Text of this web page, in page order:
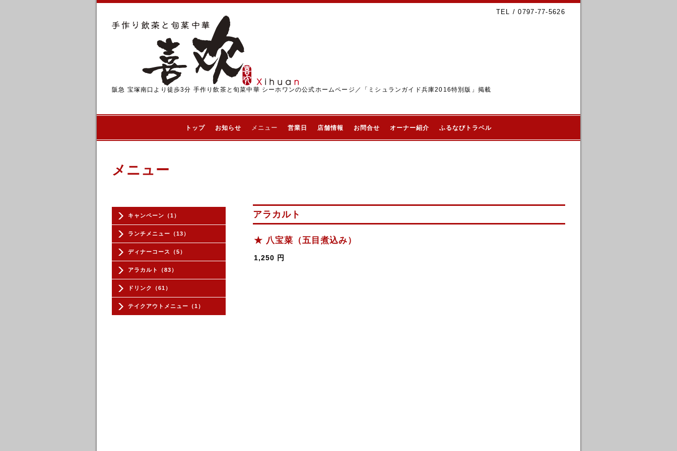
TEL / 0797-77-5626
阪急 宝塚南口より徒歩3分 手作り飲茶と旬菜中華 シーホワンの公式ホームページ／「ミシュランガイド兵庫2016特別版」掲載
トップ お知らせ メニュー 営業日 店舗情報 お問合せ オーナー紹介 ふるなびトラベル
キャンペーン（1）
ランチメニュー（13）
ディナーコース（5）
アラカルト（83）
ドリンク（61）
テイクアウトメニュー（1）
メニュー
アラカルト
★ 八宝菜（五目煮込み）
1,250 円